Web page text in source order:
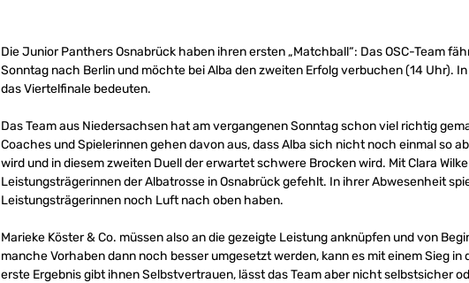
Die Junior Panthers Osnabrück haben ihren ersten „Matchball“: Das OSC-Team
Sonntag nach Berlin und möchte bei Alba den zweiten Erfolg verbuchen (14 Uhr).
das Viertelfinale bedeuten.
Das Team aus Niedersachsen hat am vergangenen Sonntag schon viel richtig
Coaches und Spielerinnen gehen davon aus, dass Alba sich nicht noch einmal so
wird und in diesem zweiten Duell der erwartet schwere Brocken wird. Mit Clara
Leistungsträgerinnen der Albatrosse in Osnabrück gefehlt. In ihrer Abwesenheit
Leistungsträgerinnen noch Luft nach oben haben.
Marieke Köster & Co. müssen also an die gezeigte Leistung anknüpfen und von
manche Vorhaben dann noch besser umgesetzt werden, kann es mit einem Sieg
erste Ergebnis gibt ihnen Selbstvertrauen, lässt das Team aber nicht selbstsicher